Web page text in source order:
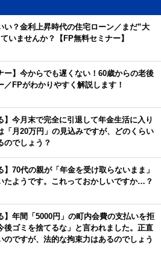
い？金利上昇時代の住宅ローン／まだ”大
いませんか？【FP無料セミナー】
ー】今からでも遅くない！60歳からの老後
／FPがわかりやすく解説します！
】今月末で完全に引退して年金生活に入り
「月20万円」の見込みですが、どのくらい
のでしょう？
】70代の親が「年金を受け取らないまま」
たようです。これっておかしいですか…？
】年間「5000円」の町内会費の支払いを拒
後ゴミを捨てるな」と言われました。正直
のですが、法的な拘束力はあるのでしょう